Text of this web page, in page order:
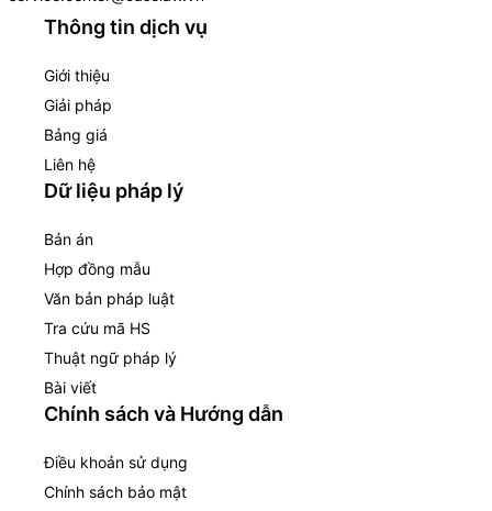
Thông tin dịch vụ
Giới thiệu
Giải pháp
Bảng giá
Liên hệ
Dữ liệu pháp lý
Bản án
Hợp đồng mẫu
Văn bản pháp luật
Tra cứu mã HS
Thuật ngữ pháp lý
Bài viết
Chính sách và Hướng dẫn
Điều khoản sử dụng
Chính sách bảo mật